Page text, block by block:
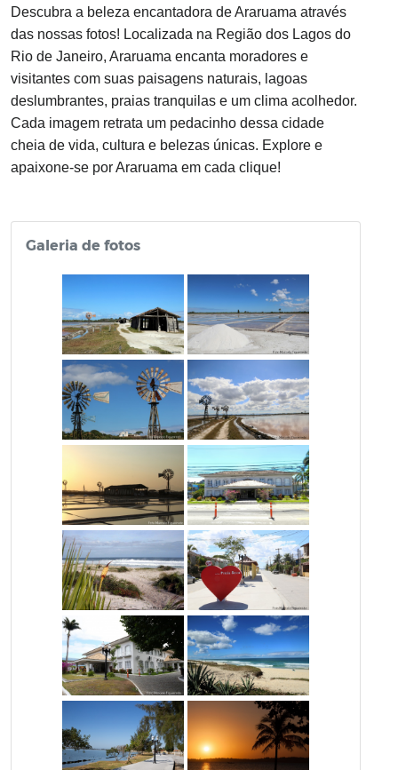
Descubra a beleza encantadora de Araruama através
das nossas fotos! Localizada na Região dos Lagos do
Rio de Janeiro, Araruama encanta moradores e
visitantes com suas paisagens naturais, lagoas
deslumbrantes, praias tranquilas e um clima acolhedor.
Cada imagem retrata um pedacinho dessa cidade
cheia de vida, cultura e belezas únicas. Explore e
apaixone-se por Araruama em cada clique!
Galeria de fotos